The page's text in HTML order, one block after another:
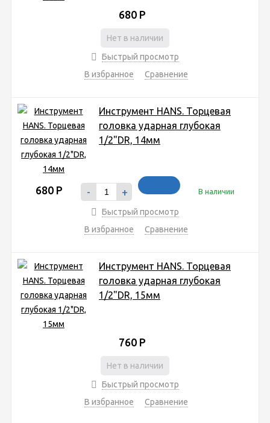
680 Р
Нет в наличии
Быстрый просмотр
В избранное
Сравнение
Инструмент HANS. Торцевая
головка ударная глубокая
1/2"DR, 14мм
680 Р - + В наличии
Быстрый просмотр
В избранное
Сравнение
Инструмент HANS. Торцевая
головка ударная глубокая
1/2"DR, 15мм
760 Р
Нет в наличии
Быстрый просмотр
В избранное
Сравнение